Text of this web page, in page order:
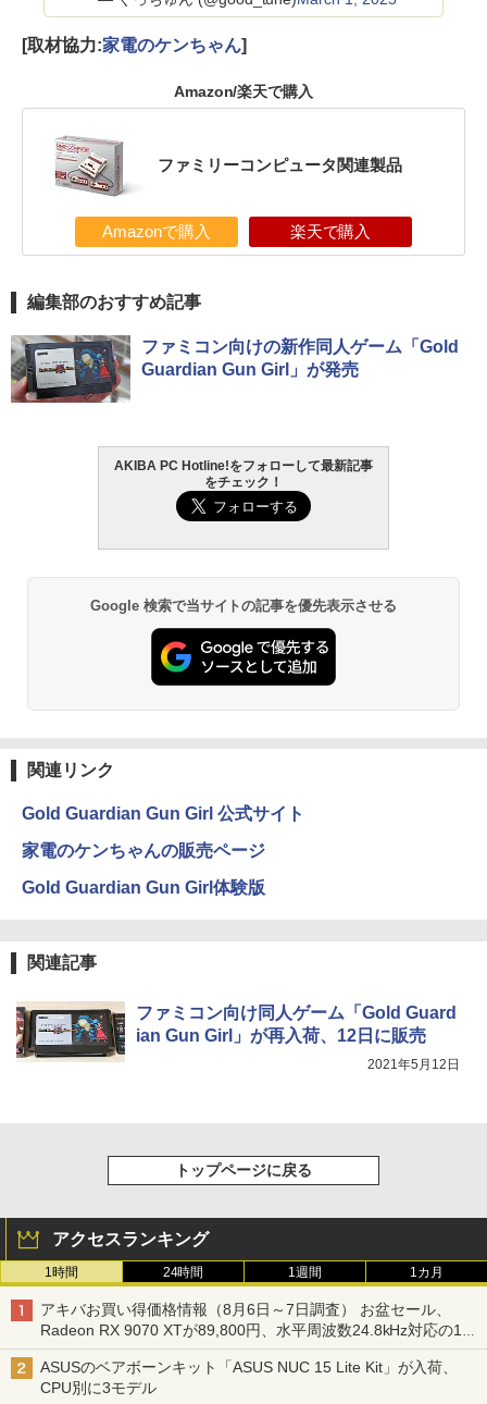
[取材協力:家電のケンちゃん]
Amazon/楽天で購入
ファミリーコンピュータ関連製品
Amazonで購入 楽天で購入
編集部のおすすめ記事
ファミコン向けの新作同人ゲーム「Gold
Guardian Gun Girl」が発売
AKIBA PC Hotline!をフォローして最新記事
をチェック！
Google 検索で当サイトの記事を優先表示させる
関連リンク
Gold Guardian Gun Girl 公式サイト
家電のケンちゃんの販売ページ
Gold Guardian Gun Girl体験版
関連記事
ファミコン向け同人ゲーム「Gold Guard
ian Gun Girl」が再入荷、12日に販売
2021年5月12日
トップページに戻る
アクセスランキング
1時間 24時間 1週間 1カ月
アキバお買い得価格情報（8月6日～7日調査） お盆セール、
Radeon RX 9070 XTが89,800円、水平周波数24.8kHz対応の17
型モニターが9,801円、暑さ指数連動セール ほか
ASUSのベアボーンキット「ASUS NUC 15 Lite Kit」が入荷、
CPU別に3モデル